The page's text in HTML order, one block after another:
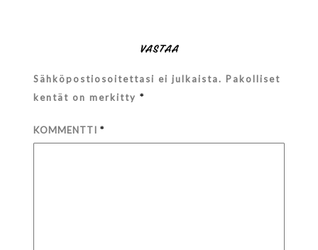
VASTAA
Sähköpostiosoitettasi ei julkaista. Pakolliset
kentät on merkitty*
KOMMENTTI*